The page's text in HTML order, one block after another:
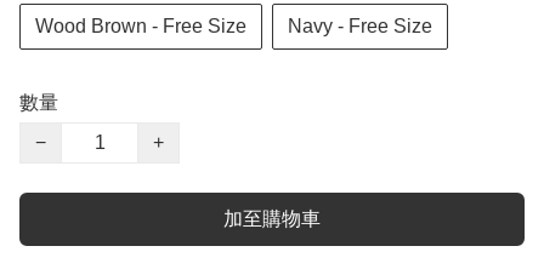
Wood Brown - Free Size Navy - Free Size
數量
−
+
加至購物車